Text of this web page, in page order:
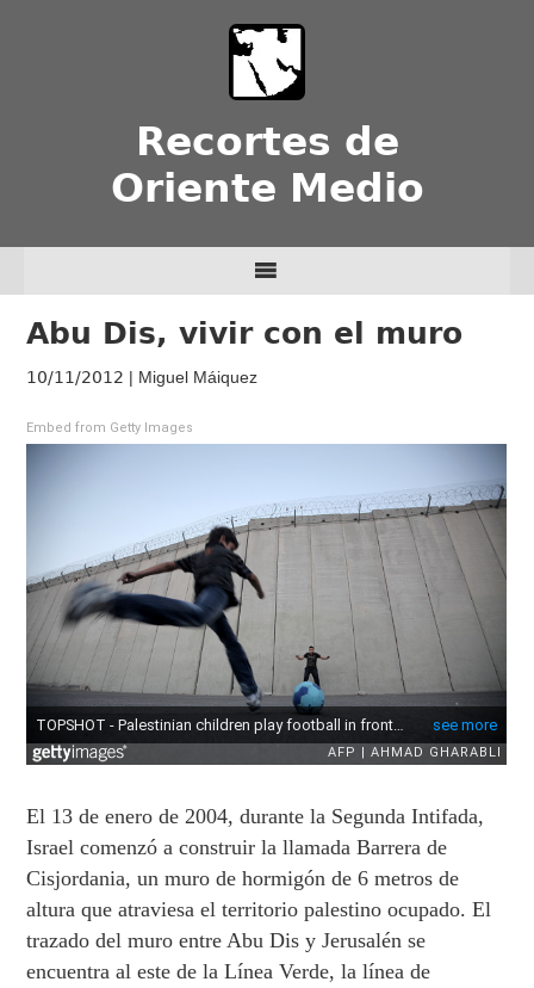
Recortes de
Oriente Medio
Abu Dis, vivir con el muro
10/11/2012 | Miguel Máiquez
Embed from Getty Images
El 13 de enero de 2004, durante la Segunda Intifada,
Israel comenzó a construir la llamada Barrera de
Cisjordania, un muro de hormigón de 6 metros de
altura que atraviesa el territorio palestino ocupado. El
trazado del muro entre Abu Dis y Jerusalén se
encuentra al este de la Línea Verde, la línea de